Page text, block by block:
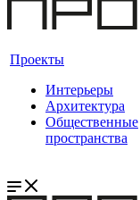
Проекты
Интерьеры
Архитектура
Общественные
пространства